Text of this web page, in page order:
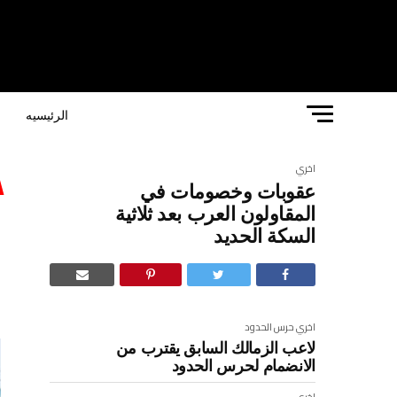
الرئيسيه
اخري
عقوبات وخصومات في
المقاولون العرب بعد ثلاثية
السكة الحديد
اخريحرس الحدود
لاعب الزمالك السابق يقترب من
الانضمام لحرس الحدود